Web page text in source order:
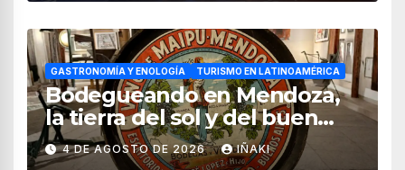
GASTRONOMÍA Y ENOLOGÍA TURISMO EN LATINOAMÉRICA
Bodegueando en Mendoza,
la tierra del sol y del buen
vino
4 DE AGOSTO DE 2026 IÑAKI